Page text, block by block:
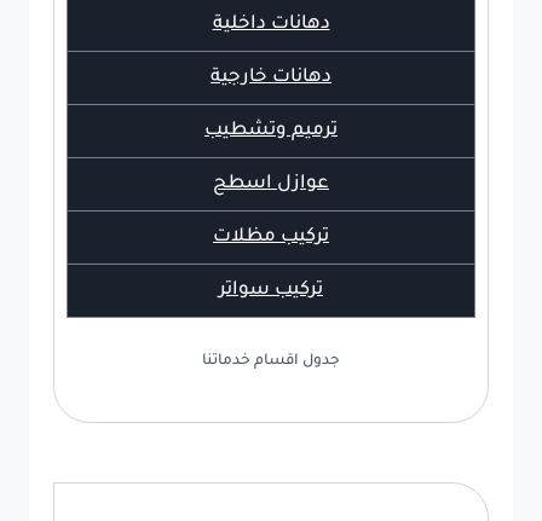
دهانات داخلية
دهانات خارجية
ترميم وتشطيب
عوازل اسطح
تركيب مظلات
تركيب سواتر
جدول اقسام خدماتنا